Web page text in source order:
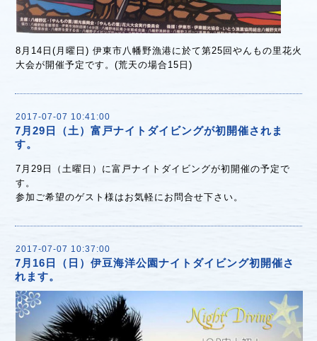
8月14日(月曜日) 伊東市八幡野漁港に於て第25回やんもの里花火
大会が開催予定です。(荒天の場合15日)
2017-07-07 10:41:00
7月29日（土）富戸ナイトダイビングが初開催されま
す。
7月29日（土曜日）に富戸ナイトダイビングが初開催の予定で
す。
参加ご希望のゲスト様はお気軽にお問合せ下さい。
2017-07-07 10:37:00
7月16日（日）伊豆海洋公園ナイトダイビング初開催さ
れます。